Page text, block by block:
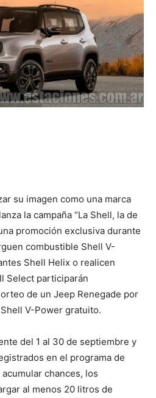
su imagen como una marca
la campaña “La Shell, la de
promoción exclusiva durante
combustible Shell V-
Shell Helix o realicen
Select participarán
de un Jeep Renegade por
V-Power gratuito.
del 1 al 30 de septiembre y
en el programa de
chances, los
al menos 20 litros de